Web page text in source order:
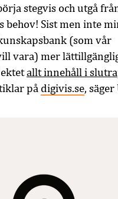
stegvis och utgå
behov! Sist men inte
(som vår
vara) mer
allt innehåll i
på digivis.se, säger